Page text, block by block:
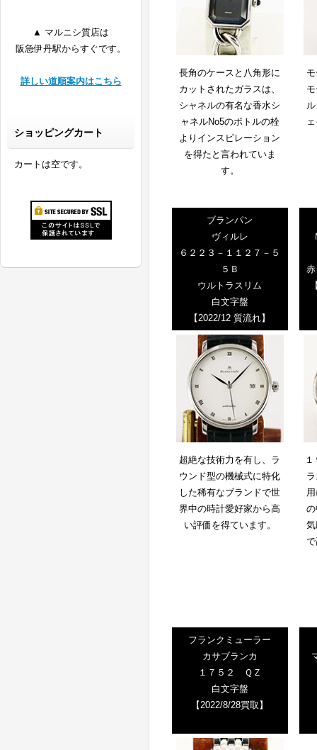
▲ マルニシ質店は
阪急伊丹駅からすぐです。
詳しい道順案内はこちら
ショッピングカート
カートは空です。
長角のケースと八角形に
カットされたガラスは、
シャネルの有名な香水シ
ャネルNo5のボトルの栓
よりインスピレーション
を得たと言われていま
す。
ブランパン
ヴィルレ
６２２３－１１２７－５
５Ｂ
ウルトラスリム
白文字盤
【2022/12 質流れ】
超絶な技術力を有し、ラ
ウンド型の機械式に特化
した稀有なブランドで世
界中の時計愛好家から高
い評価を得ています。
フランクミューラー
カサブランカ
１７５２ ＱＺ
白文字盤
【2022/8/28買取】